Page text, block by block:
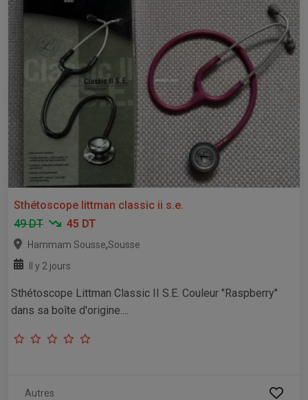
Sthétoscope littman classic ii s.e.
49 DT
45 DT
Hammam Sousse,Sousse
Il y 2 jours
Sthétoscope Littman Classic II S.E. Couleur "Raspberry"
dans sa boîte d'origine....
Autres